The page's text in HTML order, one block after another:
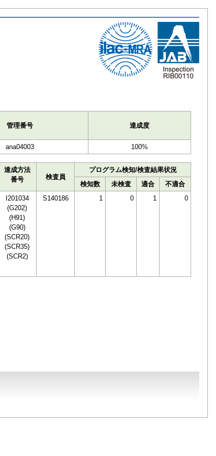
管理番号
達成度
ana04003 100%
達成方法
番号
検査員
プログラム検知/検査結果状況
検知数
未検査 適合
不適合
I201034
(G202)
(H91)
(G90)
(SCR20)
(SCR35)
(SCR2)
S140186 1 0 1
0